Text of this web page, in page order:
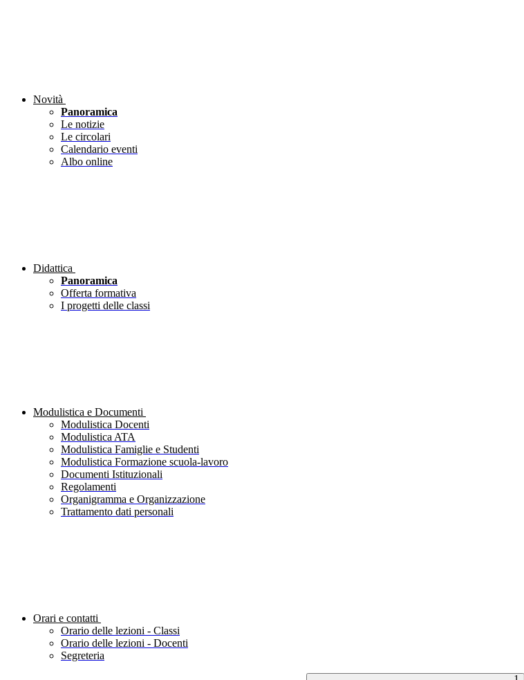
Novità
Panoramica
Le notizie
Le circolari
Calendario eventi
Albo online
Didattica
Panoramica
Offerta formativa
I progetti delle classi
Modulistica e Documenti
Modulistica Docenti
Modulistica ATA
Modulistica Famiglie e Studenti
Modulistica Formazione scuola-lavoro
Documenti Istituzionali
Regolamenti
Organigramma e Organizzazione
Trattamento dati personali
Orari e contatti
Orario delle lezioni - Classi
Orario delle lezioni - Docenti
Segreteria